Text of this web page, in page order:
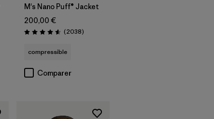
M's Nano Puff® Jacket
200,00 €
Évaluation: 4.6 / 5(2038Avis
)
compressible
Comparer